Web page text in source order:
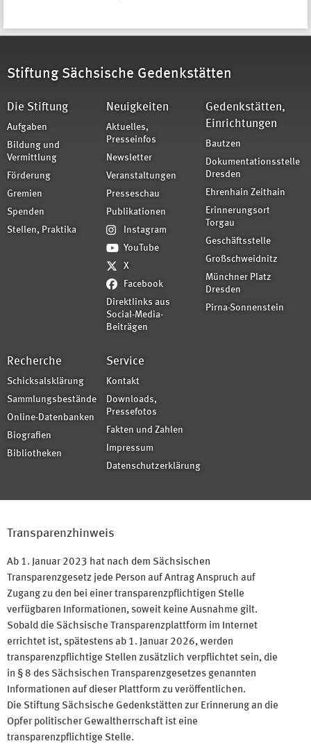
Stiftung Sächsische Gedenkstätten
Die Stiftung
Aufgaben
Bildung und
Vermittlung
Förderung
Gremien
Spenden
Stellen, Praktika
Neuigkeiten
Aktuelles,
Presseinfos
Newsletter
Veranstaltungen
Presseschau
Publikationen
Instagram
YouTube
X
Facebook
Direktlinks aus
Social-Media-
Beiträgen
Gedenkstätten,
Einrichtungen
Bautzen
Dokumentationsstelle
Dresden
Ehrenhain Zeithain
Erinnerungsort
Torgau
Geschäftsstelle
Großschweidnitz
Münchner Platz
Dresden
Pirna-Sonnenstein
Recherche
Schicksalsklärung
Sammlungsbestände
Online-Datenbanken
Biografien
Bibliotheken
Service
Kontakt
Downloads,
Pressefotos
Fakten und Zahlen
Impressum
Datenschutzerklärung
Transparenzhinweis
Ab 1. Januar 2023 hat nach dem Sächsischen
Transparenzgesetz jede Person auf Antrag Anspruch auf
Zugang zu den bei einer transparenzpflichtigen Stelle
verfügbaren Informationen, soweit keine Ausnahme gilt.
Sobald die Sächsische Transparenzplattform im Internet
errichtet ist, spätestens ab 1. Januar 2026, werden
transparenzpflichtige Stellen zusätzlich verpflichtet sein, die
in § 8 des Sächsischen Transparenzgesetzes genannten
Informationen auf dieser Plattform zu veröffentlichen.
Die Stiftung Sächsische Gedenkstätten zur Erinnerung an die
Opfer politischer Gewaltherrschaft ist eine
transparenzpflichtige Stelle.